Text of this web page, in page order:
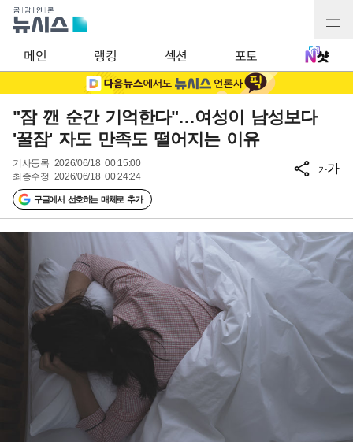
메인 랭킹 섹션 포토
"잠 깬 순간 기억한다"…여성이 남성보다
'꿀잠' 자도 만족도 떨어지는 이유
기사등록 2026/06/18 00:15:00
최종수정 2026/06/18 00:24:24
구글에서 선호하는 매체로 추가
가가